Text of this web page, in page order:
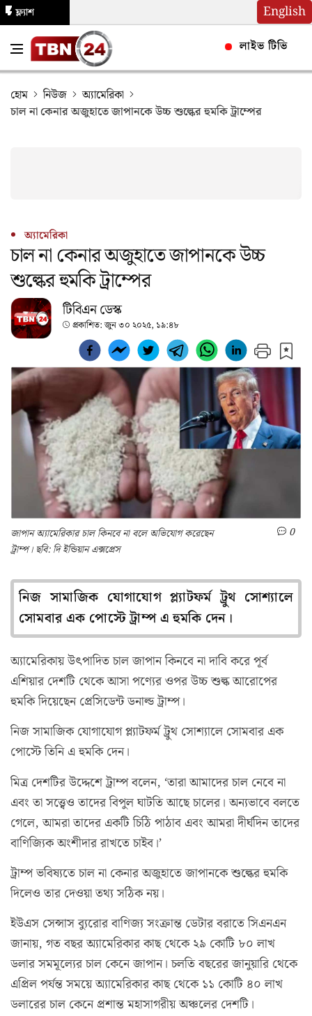
English
ফ্ল্যাশ
লাইভ টিভি
হোম নিউজ
অ্যামেরিকা
চাল না কেনার অজুহাতে জাপানকে উচ্চ শুল্কের হুমকি ট্রাম্পের
অ্যামেরিকা
চাল না কেনার অজুহাতে জাপানকে উচ্চ
শুল্কের হুমকি ট্রাম্পের
টিবিএন ডেস্ক
প্রকাশিত:জুন ৩০ ২০২৫, ১৯:৪৮
জাপান অ্যামেরিকার চাল কিনবে না বলে অভিযোগ করেছেন
ট্রাম্প। ছবি: দি ইন্ডিয়ান এক্সপ্রেস
0
নিজ সামাজিক যোগাযোগ প্ল্যাটফর্ম ট্রুথ সোশ্যালে
সোমবার এক পোস্টে ট্রাম্প এ হুমকি দেন।
অ্যামেরিকায় উৎপাদিত চাল জাপান কিনবে না দাবি করে পূর্ব
এশিয়ার দেশটি থেকে আসা পণ্যের ওপর উচ্চ শুল্ক আরোপের
হুমকি দিয়েছেন প্রেসিডেন্ট ডনাল্ড ট্রাম্প।
নিজ সামাজিক যোগাযোগ প্ল্যাটফর্ম ট্রুথ সোশ্যালে সোমবার এক
পোস্টে তিনি এ হুমকি দেন।
মিত্র দেশটির উদ্দেশে ট্রাম্প বলেন, ‘তারা আমাদের চাল নেবে না
এবং তা সত্ত্বেও তাদের বিপুল ঘাটতি আছে চালের। অন্যভাবে বলতে
গেলে, আমরা তাদের একটি চিঠি পাঠাব এবং আমরা দীর্ঘদিন তাদের
বাণিজ্যিক অংশীদার রাখতে চাইব।’
ট্রাম্প ভবিষ্যতে চাল না কেনার অজুহাতে জাপানকে শুল্কের হুমকি
দিলেও তার দেওয়া তথ্য সঠিক নয়।
ইউএস সেন্সাস ব্যুরোর বাণিজ্য সংক্রান্ত ডেটার বরাতে সিএনএন
জানায়, গত বছর অ্যামেরিকার কাছ থেকে ২৯ কোটি ৮০ লাখ
ডলার সমমূল্যের চাল কেনে জাপান। চলতি বছরের জানুয়ারি থেকে
এপ্রিল পর্যন্ত সময়ে অ্যামেরিকার কাছ থেকে ১১ কোটি ৪০ লাখ
ডলারের চাল কেনে প্রশান্ত মহাসাগরীয় অঞ্চলের দেশটি।